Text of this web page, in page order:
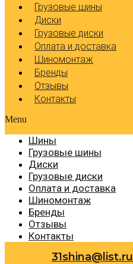
Грузовые шины
Диски
Грузовые диски
Оплата и доставка
Шиномонтаж
Бренды
Отзывы
Контакты
Menu
Шины
Грузовые шины
Диски
Грузовые диски
Оплата и доставка
Шиномонтаж
Бренды
Отзывы
Контакты
31shina@list.ru